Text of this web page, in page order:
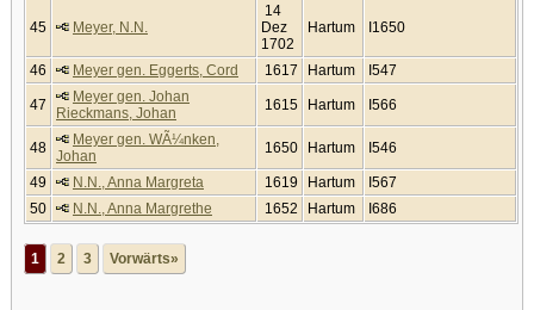
45 Meyer, N.N.
14
Dez
1702
Hartum I1650
46 Meyer gen. Eggerts, Cord 1617 Hartum I547
47
Meyer gen. Johan
Rieckmans, Johan
1615 Hartum I566
48
Meyer gen. WÃ¼nken,
Johan
1650 Hartum I546
49 N.N., Anna Margreta 1619 Hartum
I567
50
N.N., Anna Margrethe 1652 Hartum I686
1 2 3 Vorwärts»